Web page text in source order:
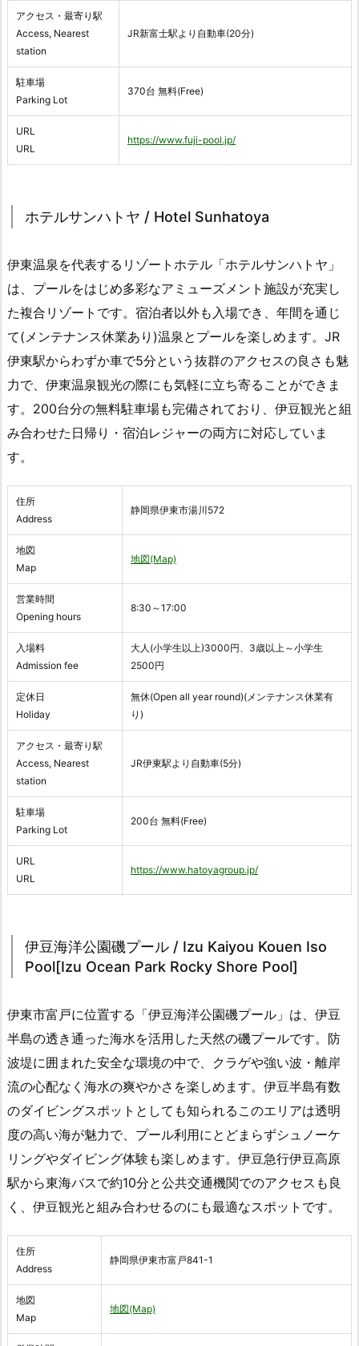
アクセス・最寄り駅
Access, Nearest
station
JR新富士駅より自動車(20分)
駐車場
Parking Lot
370台 無料(Free)
URL
URL
https://www.fuji-pool.jp/
ホテルサンハトヤ / Hotel Sunhatoya
伊東温泉を代表するリゾートホテル「ホテルサンハトヤ」
は、プールをはじめ多彩なアミューズメント施設が充実し
た複合リゾートです。宿泊者以外も入場でき、年間を通じ
て(メンテナンス休業あり)温泉とプールを楽しめます。JR
伊東駅からわずか車で5分という抜群のアクセスの良さも魅
力で、伊東温泉観光の際にも気軽に立ち寄ることができま
す。200台分の無料駐車場も完備されており、伊豆観光と組
み合わせた日帰り・宿泊レジャーの両方に対応していま
す。
住所
Address
静岡県伊東市湯川572
地図
Map
地図(Map)
営業時間
Opening hours
8:30～17:00
入場料
Admission fee
大人(小学生以上)3000円、3歳以上～小学生
2500円
定休日
Holiday
無休(Open all year round)(メンテナンス休業有
り)
アクセス・最寄り駅
Access, Nearest
station
JR伊東駅より自動車(5分)
駐車場
Parking Lot
200台 無料(Free)
URL
URL
https://www.hatoyagroup.jp/
伊豆海洋公園磯プール / Izu Kaiyou Kouen Iso
Pool[Izu Ocean Park Rocky Shore Pool]
伊東市富戸に位置する「伊豆海洋公園磯プール」は、伊豆
半島の透き通った海水を活用した天然の磯プールです。防
波堤に囲まれた安全な環境の中で、クラゲや強い波・離岸
流の心配なく海水の爽やかさを楽しめます。伊豆半島有数
のダイビングスポットとしても知られるこのエリアは透明
度の高い海が魅力で、プール利用にとどまらずシュノーケ
リングやダイビング体験も楽しめます。伊豆急行伊豆高原
駅から東海バスで約10分と公共交通機関でのアクセスも良
く、伊豆観光と組み合わせるのにも最適なスポットです。
住所
Address
静岡県伊東市富戸841-1
地図
Map
地図(Map)